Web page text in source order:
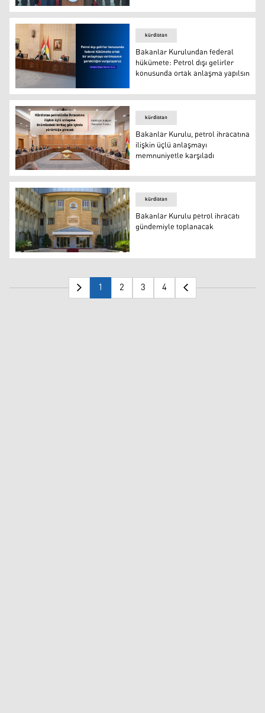
Bakanlar Kurulu, Halepçe'deki hizmet projelerine 25
Bakanlar Kurulundan federal hükümete: Petrol dışı
kürdistan
Bakanlar Kurulundan federal
hükümete: Petrol dışı gelirler
konusunda ortak anlaşma yapılsın
Bakanlar Kurulu, petrol ihracatına ilişkin üçlü
kürdistan
Bakanlar Kurulu, petrol ihracatına
ilişkin üçlü anlaşmayı
memnuniyetle karşıladı
Bakanlar Kurulu binası
kürdistan
Bakanlar Kurulu petrol ihracatı
gündemiyle toplanacak
1 2 3 4